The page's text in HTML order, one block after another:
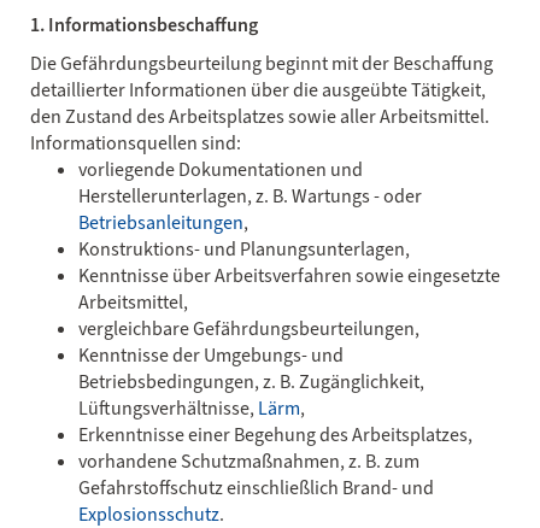
1. Informationsbeschaffung
Die Gefährdungsbeurteilung beginnt mit der Beschaffung
detaillierter Informationen über die ausgeübte Tätigkeit,
den Zustand des Arbeitsplatzes sowie aller Arbeitsmittel.
Informationsquellen sind:
vorliegende Dokumentationen und
Herstellerunterlagen, z. B. Wartungs - oder
Betriebsanleitungen,
Konstruktions- und Planungsunterlagen,
Kenntnisse über Arbeitsverfahren sowie eingesetzte
Arbeitsmittel,
vergleichbare Gefährdungsbeurteilungen,
Kenntnisse der Umgebungs- und
Betriebsbedingungen, z. B. Zugänglichkeit,
Lüftungsverhältnisse, Lärm,
Erkenntnisse einer Begehung des Arbeitsplatzes,
vorhandene Schutzmaßnahmen, z. B. zum
Gefahrstoffschutz einschließlich Brand- und
Explosionsschutz.